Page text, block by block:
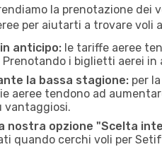
la prenotazione dei
per aiutarti a trovare voli
anticipo: le tariffe aeree
Prenotando i biglietti aerei
la bassa stagione: per
aeree tendono ad
vantaggiosi.
nostra opzione "Scelta
quando cerchi voli per Setif